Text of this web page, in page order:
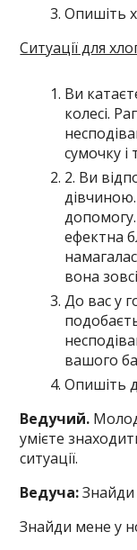
Опишіть
Ситуації для
Ви
колесі.
сумочку і
2. Ви
ефектна
вона
До вас у
вашого
Опишіть
Ведучий.
умієте
ситуації.
Ведуча:Знайди
Знайди мене у